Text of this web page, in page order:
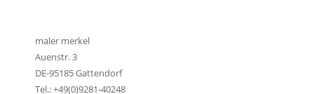
maler merkel
Auenstr. 3
DE-95185 Gattendorf
Tel.: +49(0)9281-40248